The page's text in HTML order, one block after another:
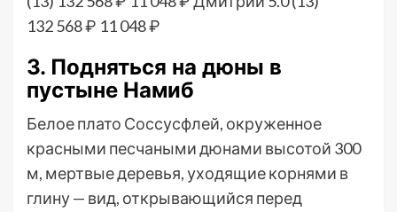
132 568 ₽ 11 048 ₽
3. Подняться на дюны в
пустыне Намиб
Белое плато Соссусфлей, окруженное
красными песчаными дюнами высотой 300
м, мертвые деревья, уходящие корнями в
глину — вид, открывающийся перед